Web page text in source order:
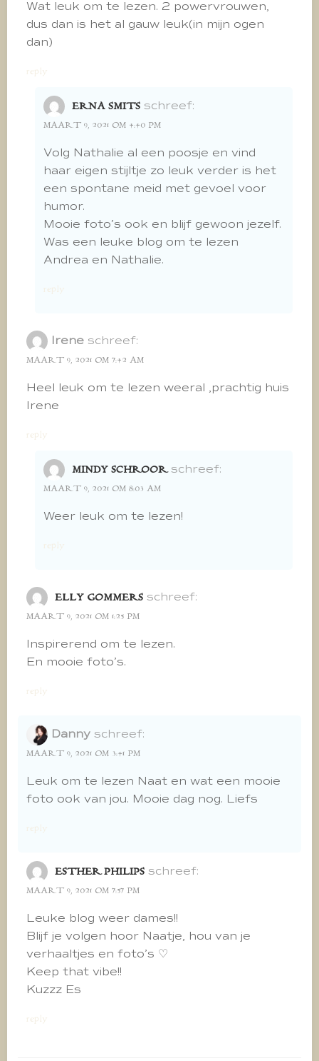
Wat leuk om te lezen. 2 powervrouwen,
dus dan is het al gauw leuk(in mijn ogen
dan)
reply
ERNA SMITS schreef:
MAART 9, 2021 OM 4:40 PM
Volg Nathalie al een poosje en vind
haar eigen stijltje zo leuk verder is het
een spontane meid met gevoel voor
humor.
Mooie foto’s ook en blijf gewoon jezelf.
Was een leuke blog om te lezen
Andrea en Nathalie.
reply
Irene schreef:
MAART 9, 2021 OM 7:42 AM
Heel leuk om te lezen weeral ,prachtig huis
Irene
reply
MINDY SCHROOR schreef:
MAART 9, 2021 OM 8:03 AM
Weer leuk om te lezen!
reply
ELLY GOMMERS schreef:
MAART 9, 2021 OM 1:25 PM
Inspirerend om te lezen.
En mooie foto’s.
reply
Danny schreef:
MAART 9, 2021 OM 3:41 PM
Leuk om te lezen Naat en wat een mooie
foto ook van jou. Mooie dag nog. Liefs
reply
ESTHER PHILIPS schreef:
MAART 9, 2021 OM 7:57 PM
Leuke blog weer dames!!
Blijf je volgen hoor Naatje, hou van je
verhaaltjes en foto’s ♡
Keep that vibe!!
Kuzzz Es
reply